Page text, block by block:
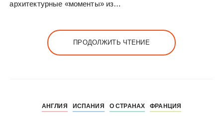
архитектурные «моменты» из…
ПРОДОЛЖИТЬ ЧТЕНИЕ
АНГЛИЯ ИСПАНИЯ О СТРАНАХ ФРАНЦИЯ